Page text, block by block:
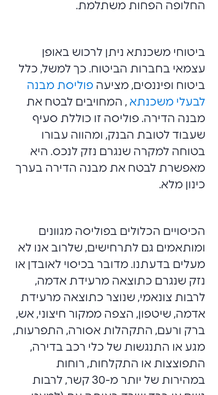
החלופה הפחות משתלמת.
ביטוחי משכנתא ניתן לרכוש באופן
עצמאי בחברות הביטוח. כך למשל, כלל
ביטוח ופיננסים, מציעה פוליסת מבנה
לבעלי משכנתא , המחויבים לבטח את
מבנה הדירה. פוליסה זו כוללת סעיף
שעבוד לטובת הבנק, ומהווה עבורו
בטוחה למקרה שנגרם נזק לנכס. היא
מאפשרת לבטח את מבנה הדירה בערך
כינון מלא.
הכיסויים הכלולים בפוליסה מגוונים
ומותאמים גם לתרחישים, שלרוב אנו לא
מעלים בדעתנו. מדובר בכיסוי לאובדן או
נזק שנגרם כתוצאה מרעידת אדמה,
לרבות צונאמי, שנוצר כתוצאה מרעידת
אדמה, שיטפון, הצפה ממקור חיצוני, אש,
ברק ורעם, התקהלות אסורה, התפרעות,
מגע או התנגשות של כלי רכב בדירה,
התפוצצות או התקלחות, רוחות
במהירות של יותר מ-30 קשר, לרבות